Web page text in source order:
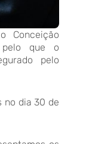
Conceição
pelo que o
pelo
no dia 30 de